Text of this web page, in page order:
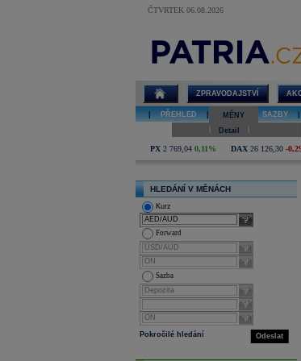
ČTVRTEK 06.08.2026
omr/usd
ZPRAVODAJSTVÍ
PŘEHLED MĚNY SAZBY
MĚNY
Detail
PX 2 769,04 0,11% DAX 26 126,30 -
HLEDÁNÍ V MĚNÁCH
Kurz
select
Forward
select
select
Sazba
select
select
select
Odeslat
Pokročilé hledání